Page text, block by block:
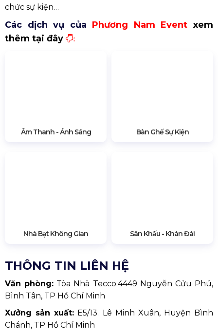
chức sự kiện…
Các dịch vụ của Phương Nam Event xem
thêm tại đây
:
Âm Thanh - Ánh Sáng Bàn Ghế Sự Kiện
Nhà Bạt Không Gian Sân Khấu - Khán Đài
THÔNG TIN LIÊN HỆ
Văn phòng: Tòa Nhà Tecco.4449 Nguyễn Cửu Phú,
Bình Tân, TP Hồ Chí Minh
Xưởng sản xuất: E5/13. Lê Minh Xuân, Huyện Bình
Chánh, TP Hồ Chí Minh